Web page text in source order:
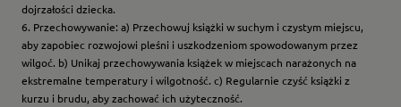
dojrzałości dziecka.
6. Przechowywanie: a) Przechowuj książki w suchym i czystym miejscu,
aby zapobiec rozwojowi pleśni i uszkodzeniom spowodowanym przez
wilgoć. b) Unikaj przechowywania książek w miejscach narażonych na
ekstremalne temperatury i wilgotność. c) Regularnie czyść książki z
kurzu i brudu, aby zachować ich użyteczność.